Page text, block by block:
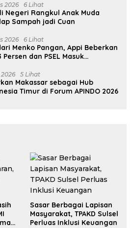
2026 6 Lihat
Negeri Rangkul Anak Muda
Sampah jadi Cuan
2026 6 Lihat
Menko Pangan, Appi Beberkan
Persen dan PSEL Masuk
5 Lihat
Makassar sebagai Hub
Timur di Forum APINDO 2026
Sasar Berbagai Lapisan
Masyarakat, TPAKD Sulsel
Perluas Inklusi Keuangan